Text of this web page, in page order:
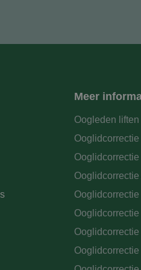
Meer
Oogleden liften